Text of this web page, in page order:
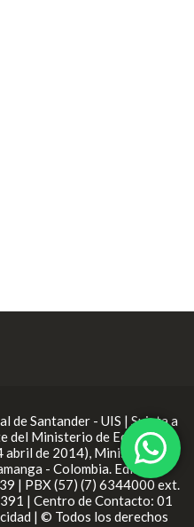
de Santander - UIS | Sujeta a
del Ministerio de Educación
de 2014), Ministerio de
- Colombia. Edificio
| PBX (57) (7) 6344000 ext.
| Centro de Contacto: 01
| © Todos los derechos